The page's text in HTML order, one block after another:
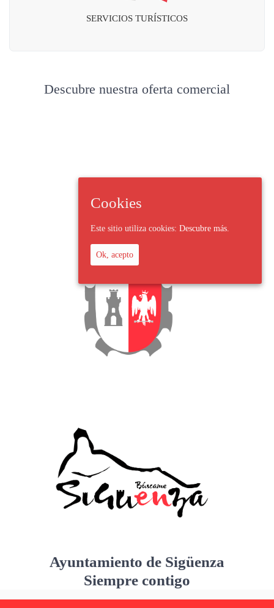
SERVICIOS TURÍSTICOS
Descubre nuestra oferta comercial
Ayuntamiento de Sigüenza
Siempre contigo
Cookies
Este sitio utiliza cookies: Descubre más.
Ok, acepto